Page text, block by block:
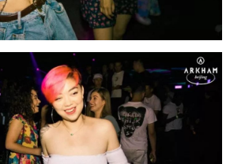
都来Remix 和XXXTentacio
起入选2017年XXL Freshman 多
单曲 9月7日，在ARKHAM和Mad
Everywhere 博主介绍：工体夜店
工体周边的夜店玩耍，和每个夜
果你有关于夜店座位预定、酒的
座预定，包房预定、举办生日P
以加我微信咨询，微信号：gon